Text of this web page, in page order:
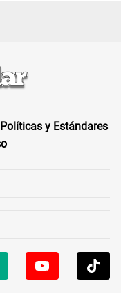
Políticas y Estándares